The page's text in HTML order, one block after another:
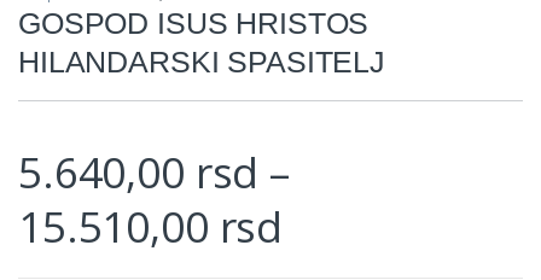
GOSPOD ISUS HRISTOS
HILANDARSKI SPASITELJ
5.640,00 rsd –
15.510,00 rsd